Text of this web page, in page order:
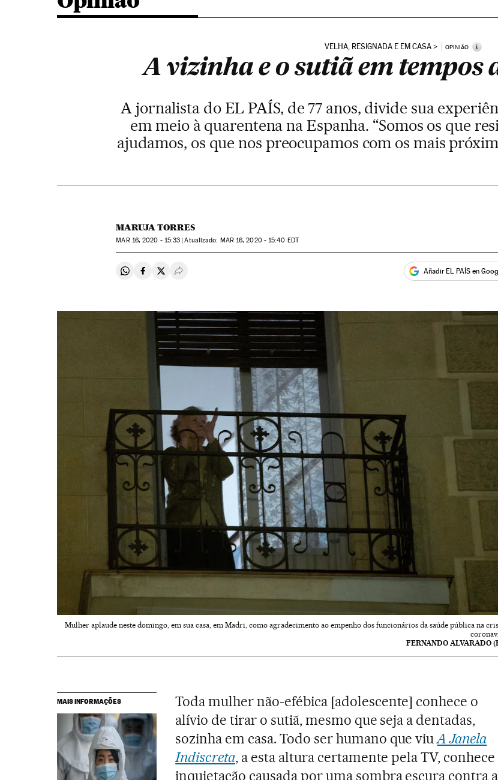
VELHA, RESIGNADA E EM CASA OPINIÃO i
A vizinha e o sutiã em tempos
A jornalista do EL PAÍS, de 77 anos, divide sua
em meio à quarentena na Espanha. “Somos os que
ajudamos, os que nos preocupamos com os mais
MARUJA TORRES
MAR16, 2020 - 15:33 atualizado: MAR16, 2020 - 15:40 EDT
Compartir en Whatsapp
Compartir en Facebook
Compartir en Twitter
Desplegar Redes Sociales Añadir EL PAÍS en
Mulher aplaude neste domingo, em sua casa, em Madri, como agradecimento ao empenho dos funcionários da saúde pública na
FERNANDO ALVARADO
MAIS INFORMAÇÕES
Toda mulher não-efébica [adolescente] conhece o
alívio de tirar o sutiã, mesmo que seja a dentadas,
sozinha em casa. Todo ser humano que viuA Janela
Indiscreta, a esta altura certamente pela TV, conhece
inquietação causada por uma sombra escura contra a